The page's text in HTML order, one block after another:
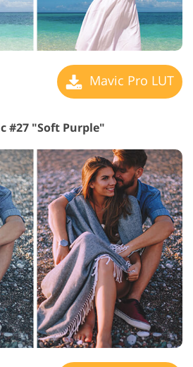
Mavic Pro LUT
#27 "Soft Purple"